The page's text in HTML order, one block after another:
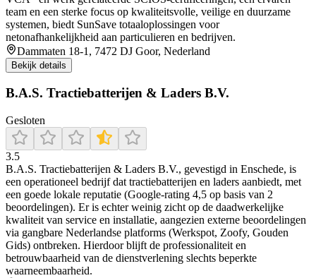
team en een sterke focus op kwaliteitsvolle, veilige en duurzame
systemen, biedt SunSave totaaloplossingen voor
netonafhankelijkheid aan particulieren en bedrijven.
Dammaten 18-1, 7472 DJ Goor, Nederland
Bekijk details
B.A.S. Tractiebatterijen & Laders B.V.
Gesloten
3.5
B.A.S. Tractiebatterijen & Laders B.V., gevestigd in Enschede, is
een operationeel bedrijf dat tractiebatterijen en laders aanbiedt, met
een goede lokale reputatie (Google‑rating 4,5 op basis van 2
beoordelingen). Er is echter weinig zicht op de daadwerkelijke
kwaliteit van service en installatie, aangezien externe beoordelingen
via gangbare Nederlandse platforms (Werkspot, Zoofy, Gouden
Gids) ontbreken. Hierdoor blijft de professionaliteit en
betrouwbaarheid van de dienstverlening slechts beperkte
waarneembaarheid.